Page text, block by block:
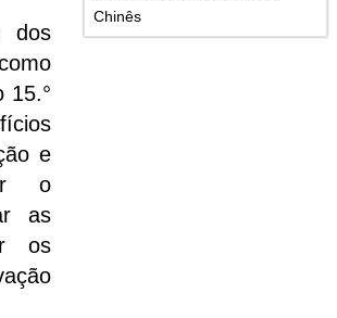
dos
15.°
e
o
as
os
Chinês